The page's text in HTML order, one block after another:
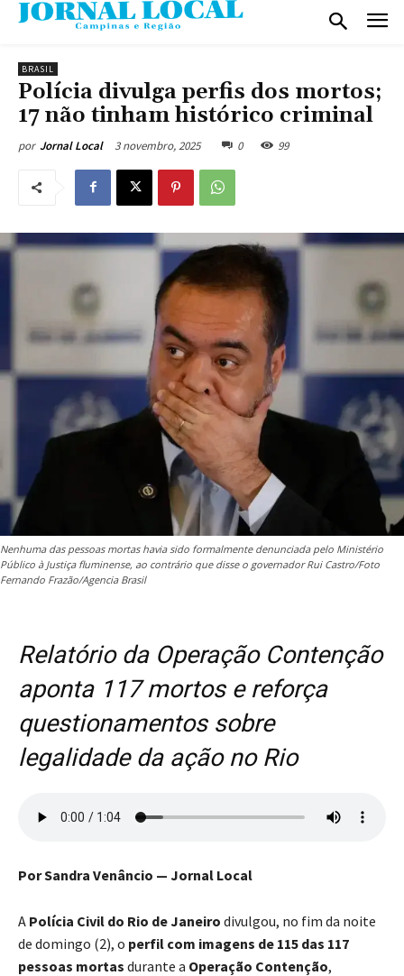
BRASIL
Polícia divulga perfis dos mortos;
17 não tinham histórico criminal
por Jornal Local 3 novembro, 2025 0 99
Nenhuma das pessoas mortas havia sido formalmente denunciada pelo Ministério
Público à Justiça fluminense, ao contrário que disse o governador Rui Castro/Foto
Fernando Frazão/Agencia Brasil
Relatório da Operação Contenção
aponta 117 mortos e reforça
questionamentos sobre
legalidade da ação no Rio
Por Sandra Venâncio — Jornal Local
A Polícia Civil do Rio de Janeiro divulgou, no fim da noite
de domingo (2), o perfil com imagens de 115 das 117
pessoas mortas durante a Operação Contenção,